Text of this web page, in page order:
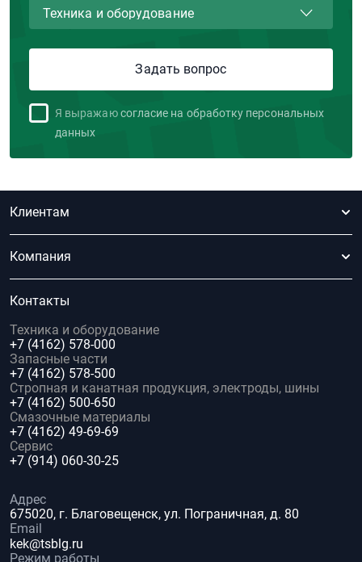
Я выражаю согласие на обработку персональных
данных
Клиентам
Компания
Контакты
Техника и оборудование
+7 (4162) 578-000
Запасные части
+7 (4162) 578-500
Стропная и канатная продукция, электроды, шины
+7 (4162) 500-650
Смазочные материалы
+7 (4162) 49-69-69
Сервис
+7 (914) 060-30-25
Адрес
675020, г. Благовещенск, ул. Пограничная, д. 80
Email
kek@tsblg.ru
Режим работы